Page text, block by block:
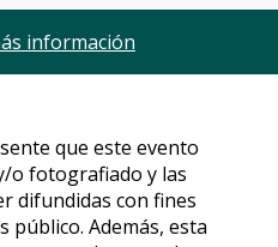
información